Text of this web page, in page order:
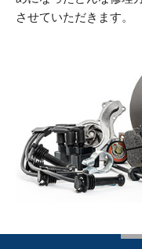
させていただきます。